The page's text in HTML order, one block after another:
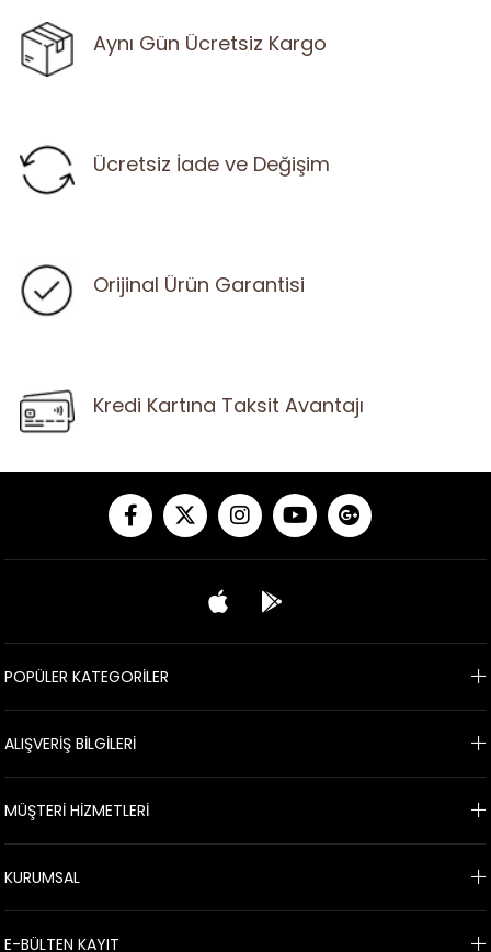
Aynı Gün Ücretsiz Kargo
Ücretsiz İade ve Değişim
Orijinal Ürün Garantisi
Kredi Kartına Taksit Avantajı
POPÜLER KATEGORİLER
ALIŞVERİŞ BİLGİLERİ
MÜŞTERİ HİZMETLERİ
KURUMSAL
E-BÜLTEN KAYIT